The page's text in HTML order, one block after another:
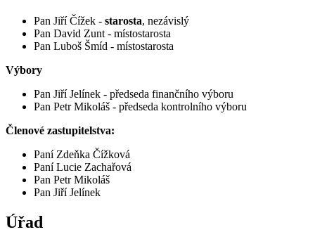
Pan Jiří Čížek - starosta, nezávislý
Pan David Zunt - místostarosta
Pan Luboš Šmíd - místostarosta
Výbory
Pan Jiří Jelínek - předseda finančního výboru
Pan Petr Mikoláš - předseda kontrolního výboru
Členové zastupitelstva:
Paní Zdeňka Čížková
Paní Lucie Zachařová
Pan Petr Mikoláš
Pan Jiří Jelínek
Úřad